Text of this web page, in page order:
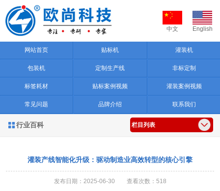
中文 English
网站首页 贴标机 灌装机
包装机 定制生产线 非标定制
标签耗材 贴标案例视频 灌装案例视频
常见问题 品牌介绍 联系我们
 行业百科 栏目列表
灌装产线智能化升级：驱动制造业高效转型的核心引擎
发布日期：2025-06-30 查看次数：518